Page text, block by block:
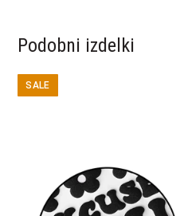
Podobni izdelki
SALE